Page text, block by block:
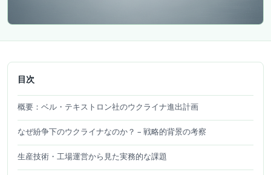
目次
概要：ベル・テキストロン社のウクライナ進出計画
なぜ紛争下のウクライナなのか？ – 戦略的背景の考察
生産技術・工場運営から見た実務的な課題